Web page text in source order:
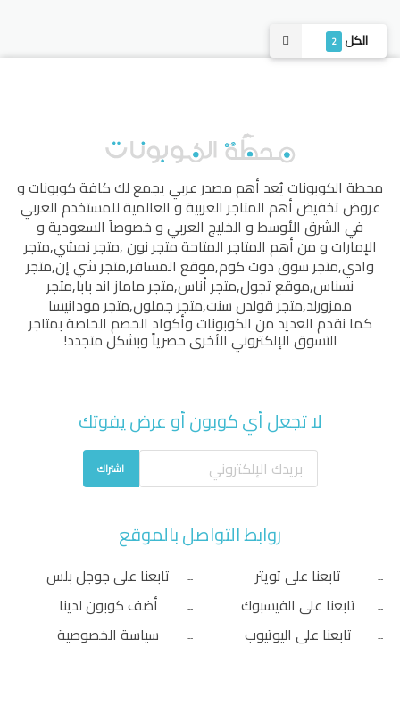
الكل 2
محطة الكوبوناتيُعد أهم مصدر عربي يجمع لك كافة كوبونات و
عروض تخفيض أهم المتاجر العربية و العالمية للمستخدم العربي
في الشرق الأوسط و الخليج العربي و خصوصاً السعودية و
الإمارات و من أهم المتاجر المتاحةمتجر نون,متجر نمشي,متجر
وادي,متجر سوق دوت كوم,موقع المسافر,متجر شي إن,متجر
نسناس,موقع تجول,متجر أناس,متجر ماماز اند بابا,متجر
ممزورلد,متجر قولدن سنت,متجر جملون,متجر مودانيسا
كما نقدم العديد من الكوبونات وأكواد الخصم الخاصة بمتاجر
التسوق الإلكتروني الأخرى حصرياً وبشكل متجدد!
لا تجعل أي كوبون أو عرض يفوتك
اشتراك
روابط التواصل بالموقع
تابعنا على تويتر
تابعنا على الفيسبوك
تابعنا على اليوتيوب
تابعنا على جوجل بلس
أضف كوبون لدينا
سياسة الخصوصية